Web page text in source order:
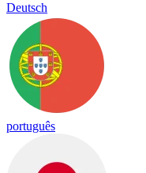
Deutsch
português